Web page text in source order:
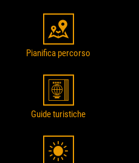
Pianifica percorso
Guide turistiche